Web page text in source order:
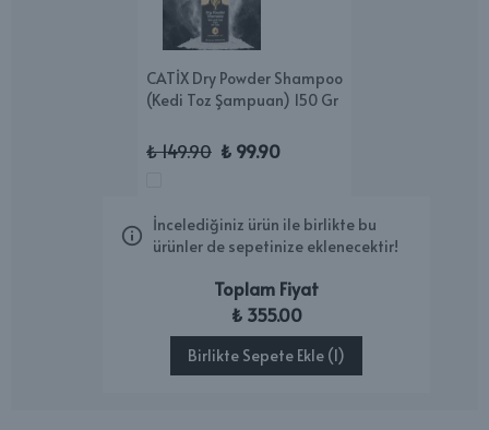
CATİX Dry Powder Shampoo
(Kedi Toz Şampuan) 150 Gr
₺ 149.90 ₺ 99.90
İncelediğiniz ürün ile birlikte bu
ürünler de sepetinize eklenecektir!
Toplam Fiyat
₺ 355.00
Birlikte Sepete Ekle (1)